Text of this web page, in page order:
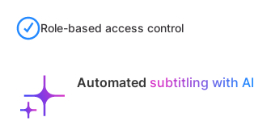
Role-based access control
Automated subtitling with AI